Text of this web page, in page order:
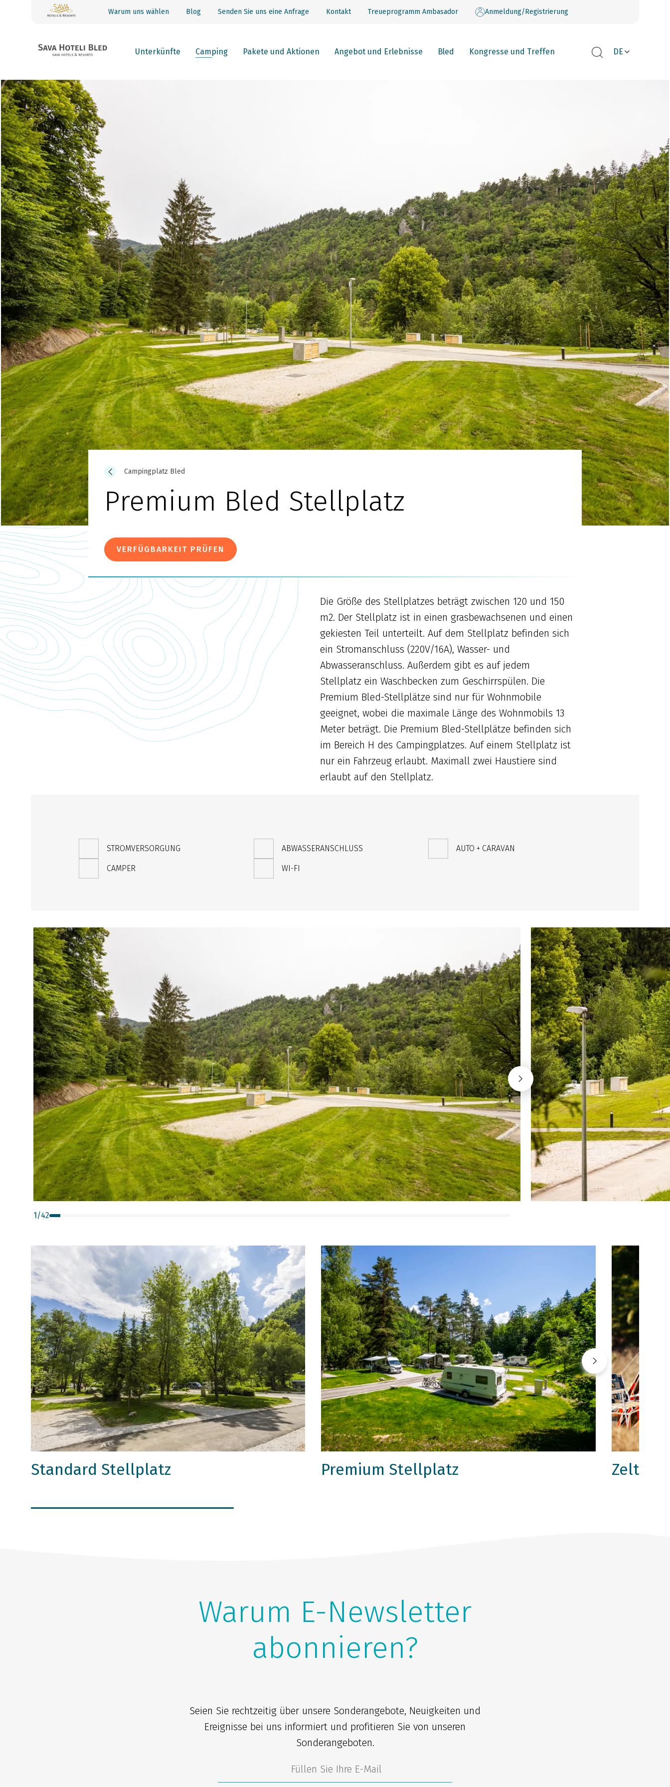
Warum uns wählen Blog Senden Sie uns eine Anfrage Kontakt Treueprogramm Ambasador Anmeldung/Registrierung
Unterkünfte Camping Pakete und Aktionen Angebot und Erlebnisse Bled Kongresse und Treffen DE
Campingplatz Bled
Premium Bled Stellplatz
VERFÜGBARKEIT PRÜFEN
Die Größe des Stellplatzes beträgt zwischen 120 und 150
m2. Der Stellplatz ist in einen grasbewachsenen und einen
gekiesten Teil unterteilt. Auf dem Stellplatz befinden sich
ein Stromanschluss (220V/16A), Wasser- und
Abwasseranschluss. Außerdem gibt es auf jedem
Stellplatz ein Waschbecken zum Geschirrspülen. Die
Premium Bled-Stellplätze sind nur für Wohnmobile
geeignet, wobei die maximale Länge des Wohnmobils 13
Meter beträgt. Die Premium Bled-Stellplätze befinden sich
im Bereich H des Campingplatzes. Auf einem Stellplatz ist
nur ein Fahrzeug erlaubt. Maximall zwei Haustiere sind
erlaubt auf den Stellplatz.
STROMVERSORGUNG ABWASSERANSCHLUSS AUTO + CARAVAN
CAMPER WI-FI
1 /42
Standard Stellplatz Premium Stellplatz
Warum E-Newsletter
abonnieren?
Seien Sie rechtzeitig über unsere Sonderangebote, Neuigkeiten und
Ereignisse bei uns informiert und profitieren Sie von unseren
Sonderangeboten.